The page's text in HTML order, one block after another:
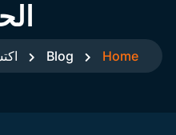
Home
Blog اكتشف 10